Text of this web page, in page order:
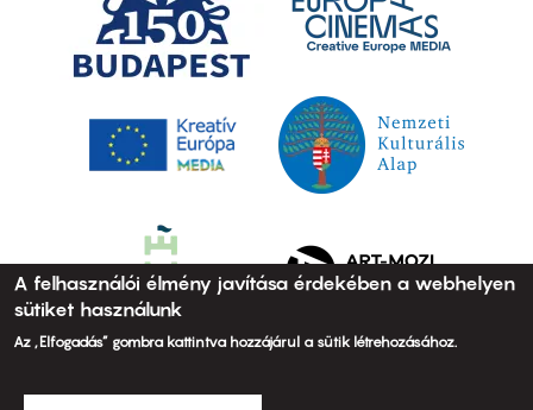
A felhasználói élmény javítása érdekében a webhelyen
sütiket használunk
Az „Elfogadás” gombra kattintva hozzájárul a sütik létrehozásához.